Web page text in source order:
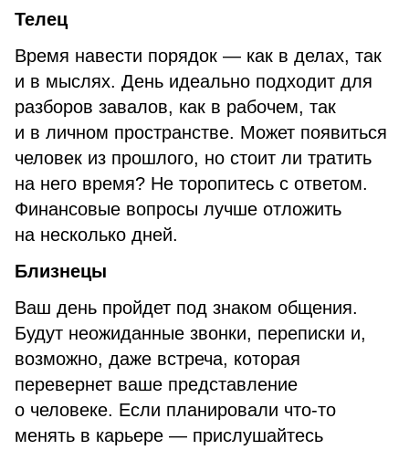
Телец
Время навести порядок — как в делах, так
и в мыслях. День идеально подходит для
разборов завалов, как в рабочем, так
и в личном пространстве. Может появиться
человек из прошлого, но стоит ли тратить
на него время? Не торопитесь с ответом.
Финансовые вопросы лучше отложить
на несколько дней.
Близнецы
Ваш день пройдет под знаком общения.
Будут неожиданные звонки, переписки и,
возможно, даже встреча, которая
перевернет ваше представление
о человеке. Если планировали что-то
менять в карьере — прислушайтесь